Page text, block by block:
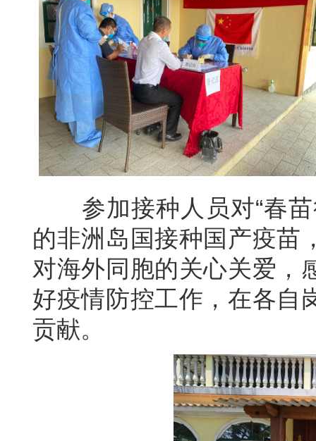
参加接种人员对“春苗
的非洲岛国接种国产疫苗
对海外同胞的关心关爱，
好疫情防控工作，在各自
贡献。